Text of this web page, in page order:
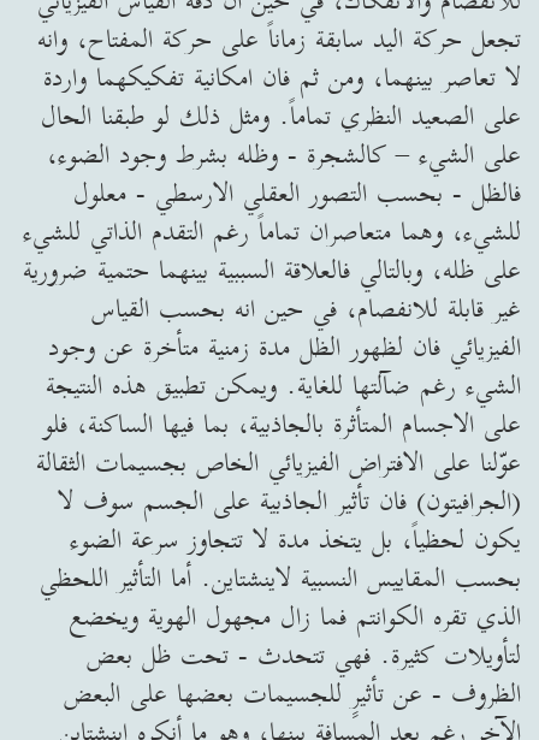
تجعل حركة اليد سابقة زماناً على حركة المفتاح، وانه
لا تعاصر بينهما، ومن ثم فان امكانية تفكيكهما واردة
على الصعيد النظري تماماً. ومثل ذلك لو طبقنا الحال
على الشيء – كالشجرة - وظله بشرط وجود الضوء،
فالظل - بحسب التصور العقلي الارسطي - معلول
للشيء، وهما متعاصران تماماً رغم التقدم الذاتي للشيء
على ظله، وبالتالي فالعلاقة السببية بينهما حتمية ضرورية
غير قابلة للانفصام، في حين انه بحسب القياس
الفيزيائي فان لظهور الظل مدة زمنية متأخرة عن وجود
الشيء رغم ضآلتها للغاية. ويمكن تطبيق هذه النتيجة
على الاجسام المتأثرة بالجاذبية، بما فيها الساكنة، فلو
عوّلنا على الافتراض الفيزيائي الخاص بجسيمات الثقالة
(الجرافيتون) فان تأثير الجاذبية على الجسم سوف لا
يكون لحظياً، بل يتخذ مدة لا تتجاوز سرعة الضوء
بحسب المقاييس النسبية لاينشتاين. أما التأثير اللحظي
الذي تقره الكوانتم فما زال مجهول الهوية ويخضع
لتأويلات كثيرة. فهي تتحدث - تحت ظل بعض
الظروف - عن تأثيرٍ للجسيمات بعضها على البعض